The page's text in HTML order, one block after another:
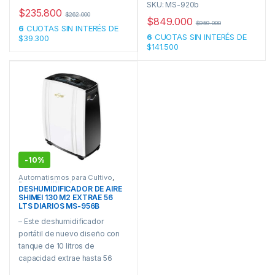
barral Emerson, se puede
adosar a luminarias principales
de Cosmel u otras marcas.
$235.800 $262.000
6 CUOTAS SIN INTERÉS DE
$39.300
reducir y mantener el nivel de
humedad en el aire.
– Capacidad de
deshumidificación: 20 L/D
SKU: MS-920b
$849.000 $959.000
6 CUOTAS SIN INTERÉS DE
$141.500
-10%
Automatismos para Cultivo,
Deshumidificadores
DESHUMIDIFICADOR DE AIRE
SHIMEI 130 M2 EXTRAE 56
LTS DIARIOS MS-956B
– Este deshumidificador
portátil de nuevo diseño con
tanque de 10 litros de
capacidad extrae hasta 56